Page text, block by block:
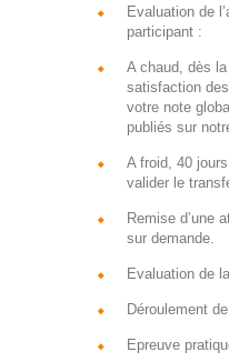
Evaluation de
participant :
A chaud, dès
satisfaction
votre note
publiés sur
A froid, 40
valider le
Remise d’une
sur demande.
Evaluation de
Déroulement
Epreuve